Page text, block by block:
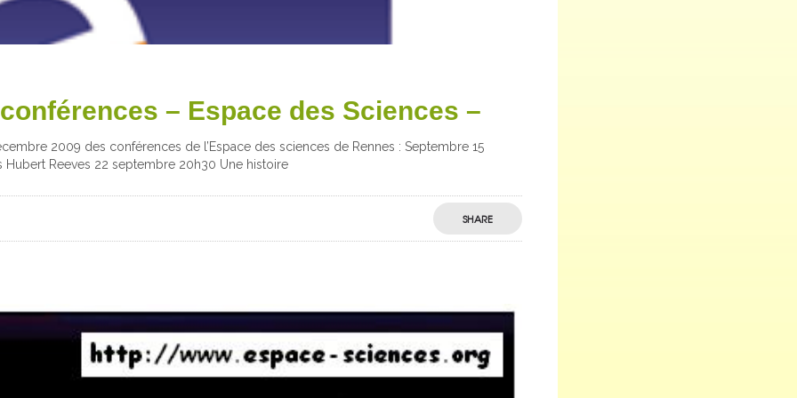
– Espace des Sciences –
2009 des conférences de l’Espace des sciences de Rennes : Septembre 15
Hubert Reeves 22 septembre 20h30 Une histoire
SHARE